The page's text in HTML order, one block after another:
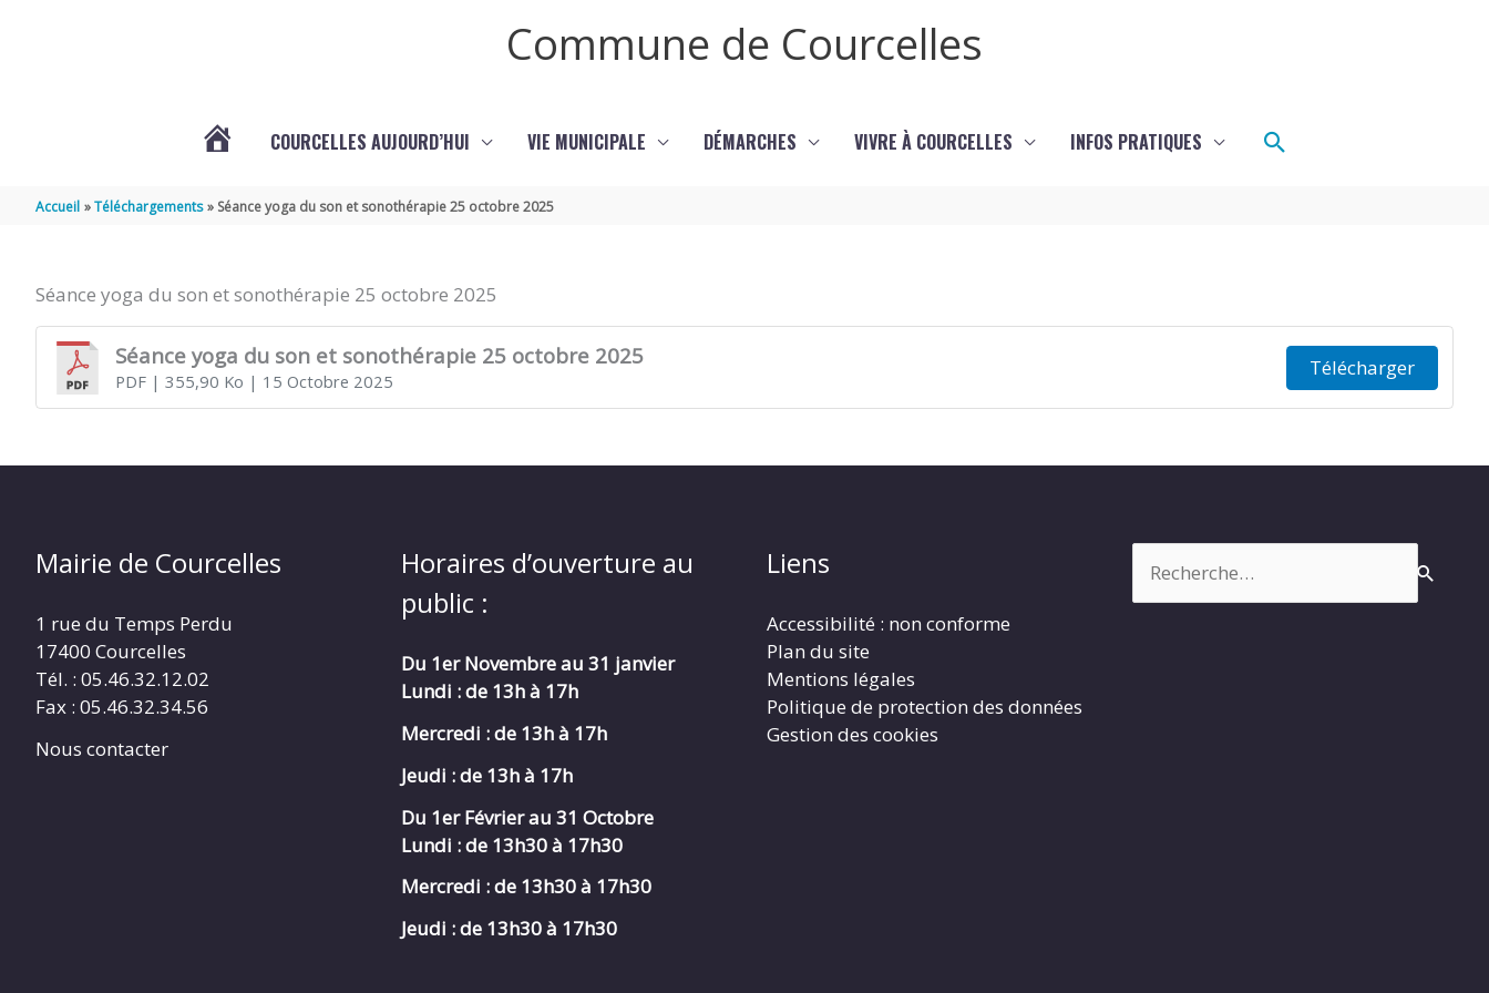
Commune de Courcelles
COURCELLES
(17777)
COURCELLES AUJOURD’HUI VIE MUNICIPALE DÉMARCHES VIVRE À COURCELLES INFOS PRATIQUES Rechercher
Accueil Téléchargements Séance yoga du son et sonothérapie 25 octobre 2025
Séance yoga du son et sonothérapie 25 octobre 2025
Séance yoga du son et sonothérapie 25 octobre 2025
PDF| 355,90 Ko | 15 Octobre 2025
Télécharger
Mairie de Courcelles
1 rue du Temps Perdu
17400 Courcelles
Tél. : 05.46.32.12.02
Fax : 05.46.32.34.56
Nous contacter
Horaires d’ouverture au
public :
Du 1er Novembre au 31 janvier
Lundi : de 13h à 17h
Mercredi :de 13h à 17h
Jeudi : de 13h à 17h
Du 1er Février au 31 Octobre
Lundi : de 13h30 à 17h30
Mercredi :de 13h30 à 17h30
Jeudi : de 13h30 à 17h30
Liens
Accessibilité : non conforme
Plan du site
Mentions légales
Politique de protection des données
Gestion des cookies